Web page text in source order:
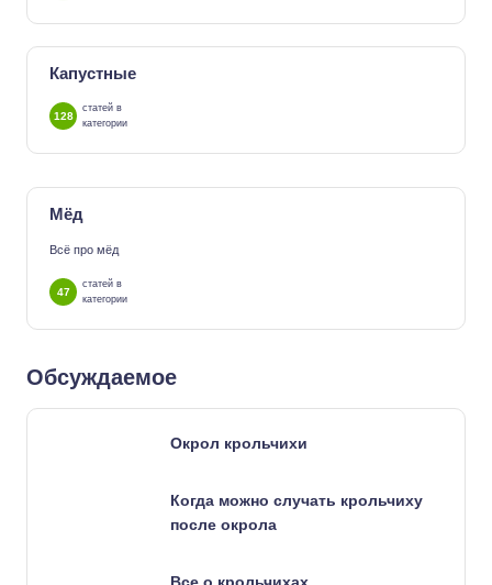
Капустные
128
статей в
категории
Мёд
Всё про мёд
47
статей в
категории
Обсуждаемое
Окрол крольчихи
Когда можно случать крольчиху
после окрола